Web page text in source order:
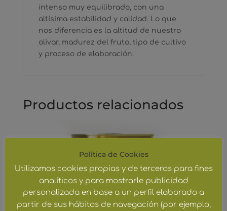
intenso muy equilibrado, con una
altísima estabilidad y calidad. Lo que
nos diferencia es la altitud de nuestro
olivar, madurez del fruto, tipo de cultivo
y proceso de elaboración.
Productos relacionados
Política de Cookies
Utilizamos cookies propias y de terceros para fines
analíticos y para mostrarle publicidad
personalizada en base a un perfil elaborado a
partir de sus hábitos de navegación (por ejemplo,